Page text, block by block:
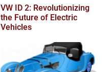
VW ID 2: Revolutionizing
the Future of Electric
Vehicles